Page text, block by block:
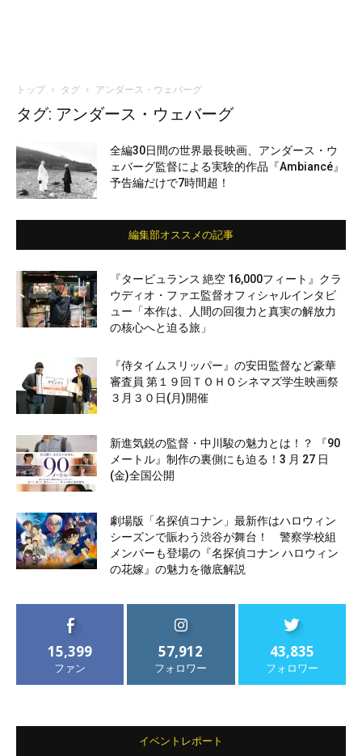
トップ タグ アンダース・ウェバーグ
タグ: アンダース・ウェバーグ
全編30日間の世界最長映画、アンダース・ウ
ェバーグ監督による実験的作品『Ambiancé』
予告編だけで7時間超！
編集部オススメの記事
『タービュランス 絶空 16,000フィート』クラ
ウディオ・ファエ監督オフィシャルインタビ
ュー「本作は、人間の回復力と真実の解放力
の核心へと迫る旅」
『侍タイムスリッパー』の安田監督など豪華
審査員 第１９回ＴＯＨＯシネマズ学生映画祭
３月３０日(月)開催
新進気鋭の監督・中川駿の魅力とは！？ 『90
メートル』制作の裏側にも迫る！3 月 27 日
(金)全国公開
劇場版「名探偵コナン」最新作はハロウィン
シーズンで賑わう渋谷が舞台！ 警察学校組
メンバーも登場の『名探偵コナン ハロウィン
の花嫁』の魅力を徹底解説
15,399
ファン
57,912
フォロワー
43,835
フォロワー
イベントレポート